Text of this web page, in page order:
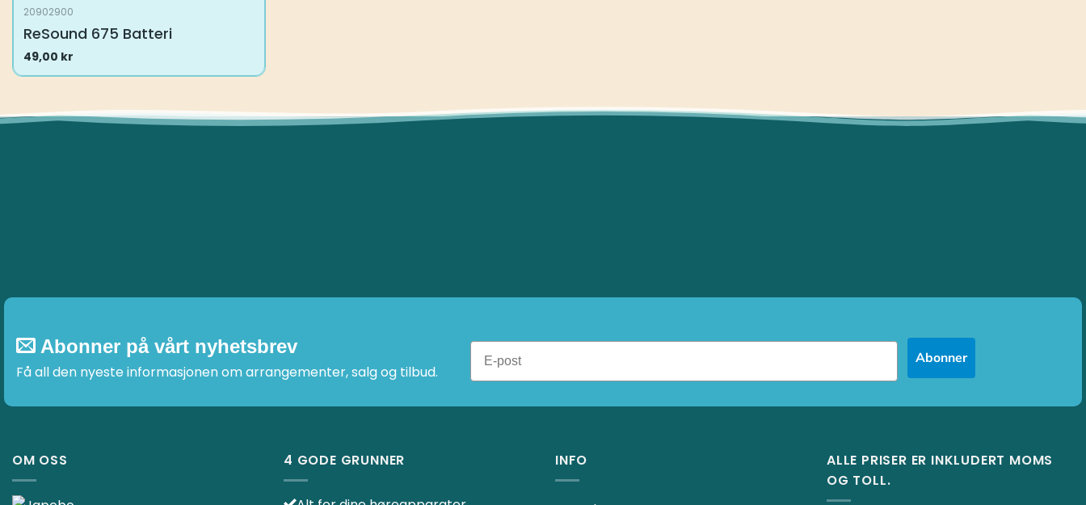
20902900
ReSound 675 Batteri
49,00 kr
Abonner på vårt nyhetsbrev
Få all den nyeste informasjonen om arrangementer, salg og tilbud.
Abonner
OM OSS 4 GODE GRUNNER INFO
ALLE PRISER ER INKLUDERT MOMS
OG TOLL.